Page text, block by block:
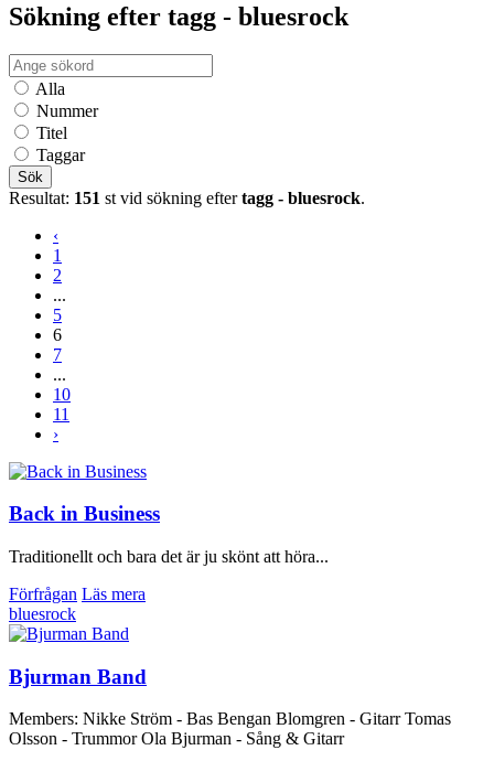
Sökning efter tagg - bluesrock
Alla
Nummer
Titel
Taggar
Sök
Resultat: 151 st vid sökning eftertagg - bluesrock.
‹
1
2
...
5
6
7
...
10
11
›
Back in Business
Traditionellt och bara det är ju skönt att höra...
Förfrågan Läs mera
bluesrock
Bjurman Band
Members: Nikke Ström - Bas Bengan Blomgren - Gitarr Tomas
Olsson - Trummor Ola Bjurman - Sång & Gitarr